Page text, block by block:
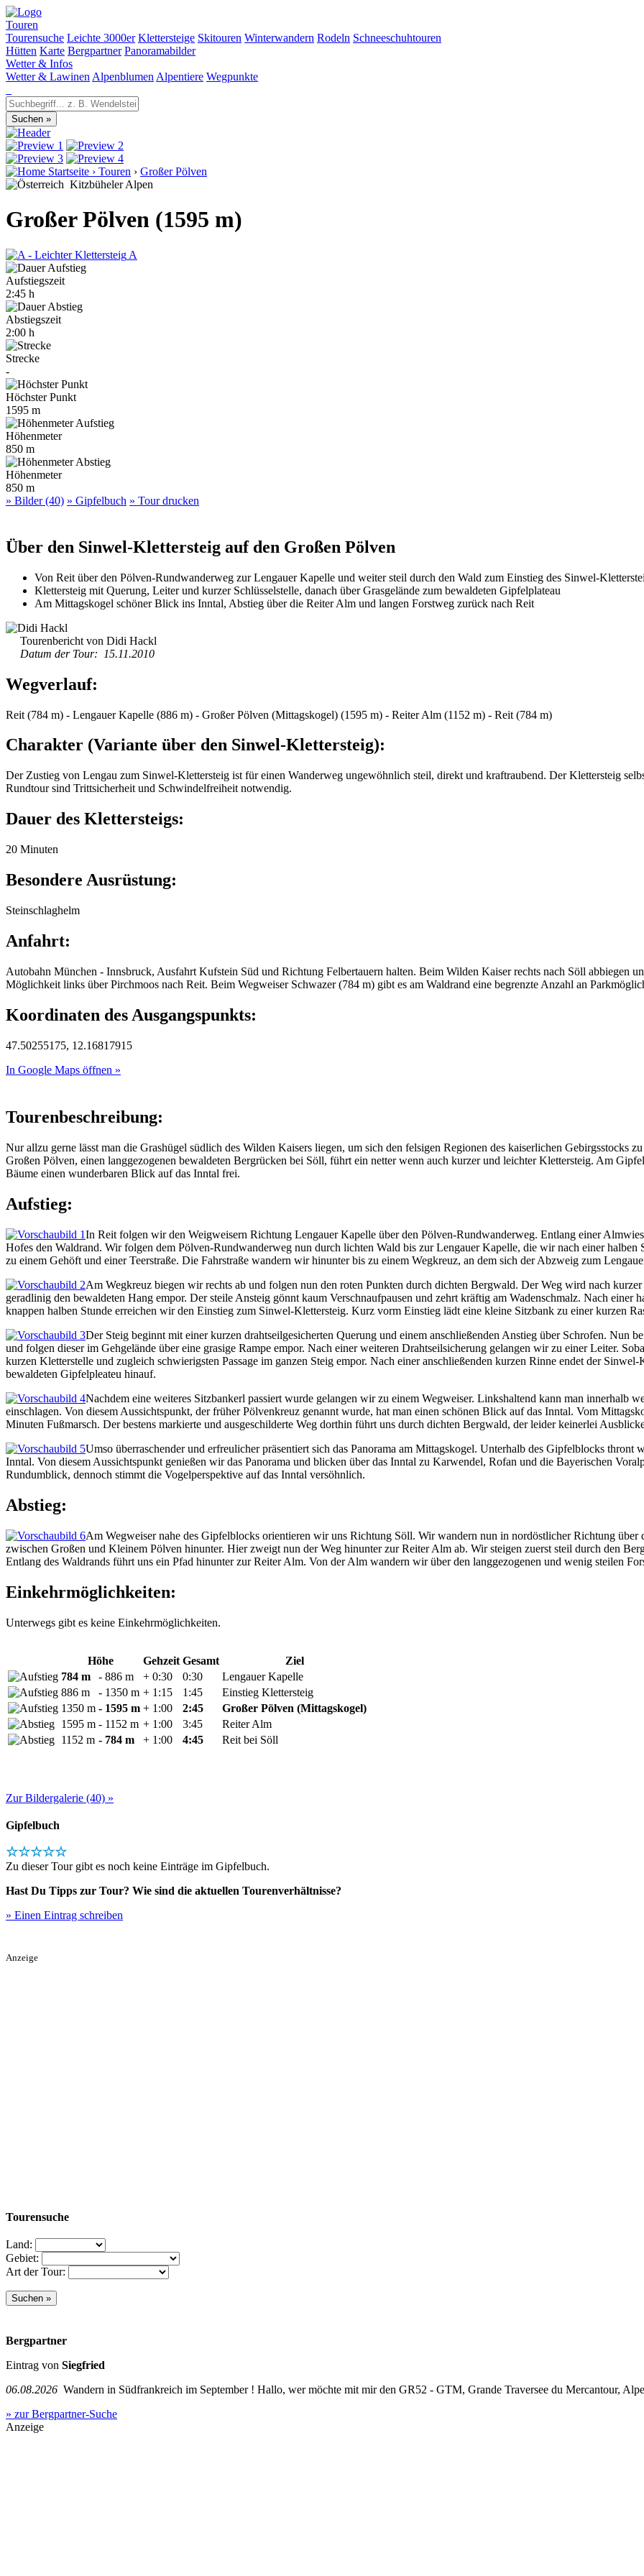
Touren
Tourensuche Leichte 3000er Klettersteige Skitouren Winterwandern Rodeln Schneeschuhtouren
Hütten Karte Bergpartner Panoramabilder
Wetter & Infos
Wetter & Lawinen Alpenblumen Alpentiere Wegpunkte
Startseite › Touren › Großer Pölven
Kitzbüheler Alpen
Großer Pölven (1595 m)
A
Aufstiegszeit
2:45 h
Abstiegszeit
2:00 h
Strecke
-
Höchster Punkt
1595 m
Höhenmeter
850 m
Höhenmeter
850 m
» Bilder (40) » Gipfelbuch » Tour drucken
Über den Sinwel-Klettersteig auf den Großen Pölven
Von Reit über den Pölven-Rundwanderweg zur Lengauer Kapelle und weiter steil durch den Wald zum Einstieg des Sinwel-
Klettersteig mit Querung, Leiter und kurzer Schlüsselstelle, danach über Grasgelände zum bewaldeten Gipfelplateau
Am Mittagskogel schöner Blick ins Inntal, Abstieg über die Reiter Alm und langen Forstweg zurück nach Reit
Tourenbericht von Didi Hackl
Datum der Tour: 15.11.2010
Wegverlauf:
Reit (784 m) - Lengauer Kapelle (886 m) - Großer Pölven (Mittagskogel) (1595 m) - Reiter Alm (1152 m) - Reit (784 m)
Charakter (Variante über den Sinwel-Klettersteig):
Der Zustieg von Lengau zum Sinwel-Klettersteig ist für einen Wanderweg ungewöhnlich steil, direkt und kraftraubend. Der Klettersteig
Rundtour sind Trittsicherheit und Schwindelfreiheit notwendig.
Dauer des Klettersteigs:
20 Minuten
Besondere Ausrüstung:
Steinschlaghelm
Anfahrt:
Autobahn München - Innsbruck, Ausfahrt Kufstein Süd und Richtung Felbertauern halten. Beim Wilden Kaiser rechts nach Söll abbiegen
Möglichkeit links über Pirchmoos nach Reit. Beim Wegweiser Schwazer (784 m) gibt es am Waldrand eine begrenzte Anzahl an
Koordinaten des Ausgangspunkts:
47.50255175, 12.16817915
In Google Maps öffnen »
Tourenbeschreibung:
Nur allzu gerne lässt man die Grashügel südlich des Wilden Kaisers liegen, um sich den felsigen Regionen des kaiserlichen Gebirgsstocks
Großen Pölven, einen langgezogenen bewaldeten Bergrücken bei Söll, führt ein netter wenn auch kurzer und leichter Klettersteig. Am
Bäume einen wunderbaren Blick auf das Inntal frei.
Aufstieg:
In Reit folgen wir den Weigweisern Richtung Lengauer Kapelle über den Pölven-Rundwanderweg. Entlang einer
Hofes den Waldrand. Wir folgen dem Pölven-Rundwanderweg nun durch lichten Wald bis zur Lengauer Kapelle, die wir nach einer
zu einem Gehöft und einer Teerstraße. Die Fahrstraße wandern wir hinunter bis zu einem Wegkreuz, an dem sich der Abzweig zum
Am Wegkreuz biegen wir rechts ab und folgen nun den roten Punkten durch dichten Bergwald. Der Weg wird nach
geradlinig den bewaldeten Hang empor. Der steile Ansteig gönnt kaum Verschnaufpausen und zehrt kräftig am Wadenschmalz. Nach einer
knappen halben Stunde erreichen wir den Einstieg zum Sinwel-Klettersteig. Kurz vorm Einstieg lädt eine kleine Sitzbank zu einer kurzen
Der Steig beginnt mit einer kurzen drahtseilgesicherten Querung und einem anschließenden Anstieg über Schrofen. Nun
und folgen dieser im Gehgelände über eine grasige Rampe empor. Nach einer weiteren Drahtseilsicherung gelangen wir zu einer Leiter.
kurzen Kletterstelle und zugleich schwierigsten Passage im ganzen Steig empor. Nach einer anschließenden kurzen Rinne endet der
bewaldeten Gipfelpleateu hinauf.
Nachdem eine weiteres Sitzbankerl passiert wurde gelangen wir zu einem Wegweiser. Linkshaltend kann man innerhalb
einschlagen. Von diesem Aussichtspunkt, der früher Pölvenkreuz genannt wurde, hat man einen schönen Blick auf das Inntal. Vom
Minuten Fußmarsch. Der bestens markierte und ausgeschilderte Weg dorthin führt uns durch dichten Bergwald, der leider keinerlei
Umso überraschender und erfreulicher präsentiert sich das Panorama am Mittagskogel. Unterhalb des Gipfelblocks
Inntal. Von diesem Aussichtspunkt genießen wir das Panorama und blicken über das Inntal zu Karwendel, Rofan und die Bayerischen
Rundumblick, dennoch stimmt die Vogelperspektive auf das Inntal versöhnlich.
Abstieg:
Am Wegweiser nahe des Gipfelblocks orientieren wir uns Richtung Söll. Wir wandern nun in nordöstlicher Richtung über
zwischen Großen und Kleinem Pölven hinunter. Hier zweigt nun der Weg hinunter zur Reiter Alm ab. Wir steigen zuerst steil durch den
Entlang des Waldrands führt uns ein Pfad hinunter zur Reiter Alm. Von der Alm wandern wir über den langgezogenen und wenig steilen
Einkehrmöglichkeiten:
Unterwegs gibt es keine Einkehrmöglichkeiten.
Höhe Gehzeit Gesamt
Ziel
784 m
- 886 m + 0:30 0:30
Lengauer Kapelle
886 m
- 1350 m + 1:15 1:45
Einstieg Klettersteig
1350 m - 1595 m + 1:00 2:45
Großer Pölven (Mittagskogel)
1595 m - 1152 m + 1:00 3:45
Reiter Alm
1152 m - 784 m + 1:00 4:45 Reit bei Söll
Zur Bildergalerie (40) »
Gipfelbuch
☆☆☆☆☆
Zu dieser Tour gibt es noch keine Einträge im Gipfelbuch.
Hast Du Tipps zur Tour? Wie sind die aktuellen Tourenverhältnisse?
» Einen Eintrag schreiben
Anzeige
Tourensuche
Land:
Gebiet:
Art der Tour:
Bergpartner
Eintrag von Siegfried
06.08.2026 Wandern in Südfrankreich im September ! Hallo, wer möchte mit mir den GR52 - GTM, Grande Traversee du Mercantour,
» zur Bergpartner-Suche
Anzeige